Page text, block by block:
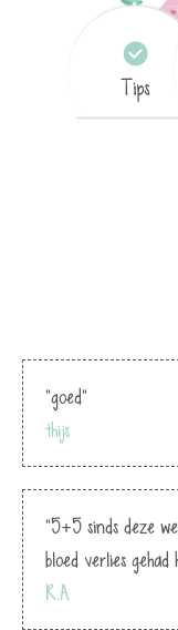
"goed"
thijs
"5+5 sinds deze
bloed verlies gehad
R.A